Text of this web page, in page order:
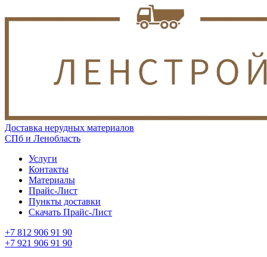
Доставка нерудных материалов
СПб и Ленобласть
Услуги
Контакты
Материалы
Прайс-Лист
Пункты доставки
Скачать Прайс-Лист
+7 812 906 91 90
+7 921 906 91 90